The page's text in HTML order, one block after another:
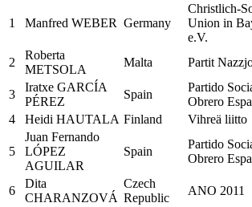
1 Manfred WEBER Germany
Christlich-
Union in
e.V.
2
Roberta
METSOLA
Malta Partit
3
Iratxe GARCÍA
PÉREZ
Spain
Partido
Obrero
4
Heidi HAUTALA Finland Vihreä liitto
5
Juan Fernando
LÓPEZ
AGUILAR
Spain
Partido
Obrero
6
Dita
CHARANZOVÁ
Czech
Republic
ANO 2011